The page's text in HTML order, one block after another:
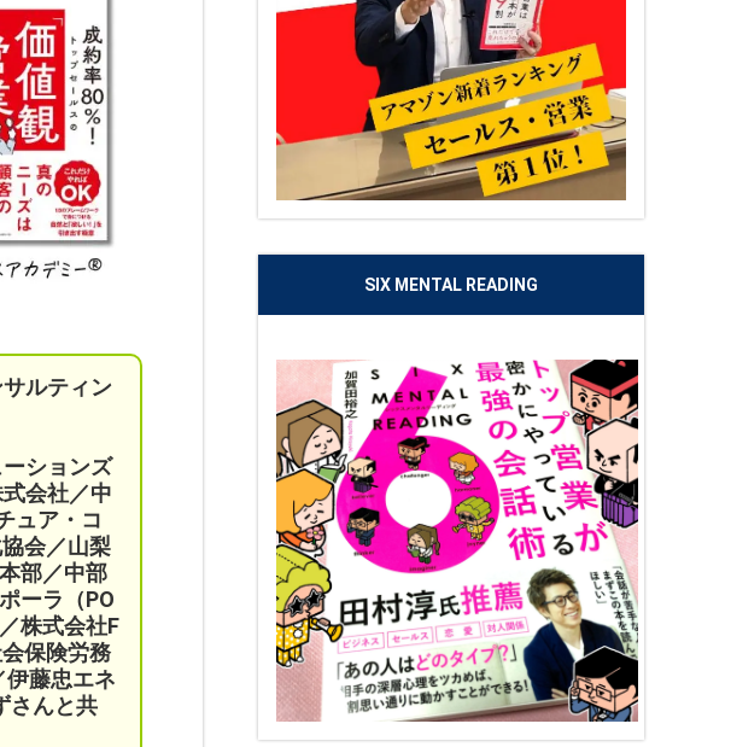
ルティン
ションズ
会社／中
ュア・コ
会／山梨
部／中部
ーラ（PO
株式会社F
保険労務
藤忠エネ
さんと共
SIX MENTAL READING